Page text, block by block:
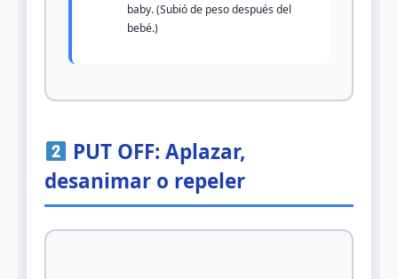
baby. (Subió de peso después del
bebé.)
PUT OFF: Aplazar,
desanimar o repeler